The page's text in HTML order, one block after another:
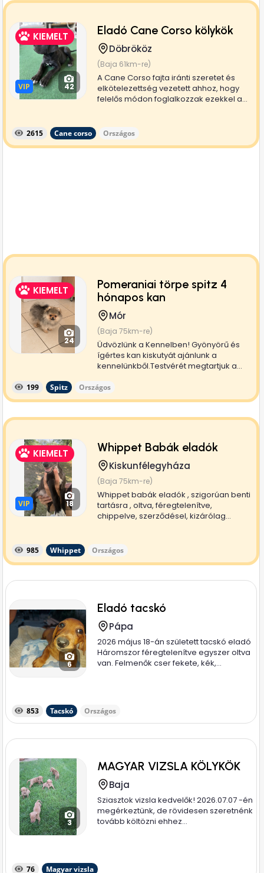
KIEMELT
VIP
VIP 42
Eladó Cane Corso kölykök
Döbrököz
(Baja 61km-re)
A Cane Corso fajta iránti szeretet és
elkötelezettség vezetett ahhoz, hogy
felelős módon foglalkozzak ezekkel a...
2615 Cane corso Országos
KIEMELT
24
Pomeraniai törpe spitz 4
hónapos kan
Mór
(Baja 75km-re)
Üdvözlünk a Kennelben! Gyönyörű és
ígértes kan kiskutyát ajánlunk a
kennelünkből.Testvérét megtartjuk a...
199 Spitz Országos
KIEMELT
VIP
VIP 18
Whippet Babák eladók
Kiskunfélegyháza
(Baja 75km-re)
Whippet babák eladók , szigorúan benti
tartásra , oltva, féregtelenítve,
chippelve, szerződésel, kizárólag...
985 Whippet Országos
6
Eladó tacskó
Pápa
2026 május 18-án született tacskó eladó
Háromszor féregtelenítve egyszer oltva
van. Felmenők cser fekete, kék,...
853 Tacskó Országos
3
MAGYAR VIZSLA KÖLYKÖK
Baja
Sziasztok vizsla kedvelők! 2026.07.07 -én
megérkeztünk, de rövidesen szeretnénk
tovább költözni ehhez...
76 Magyar vizsla